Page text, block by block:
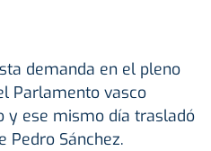
demanda en el pleno
Parlamento vasco
y ese mismo día trasladó
Pedro Sánchez.